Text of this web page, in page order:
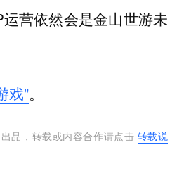
营依然会是金山世游未
戏”。
出品，转载或内容合作请点击 转载说